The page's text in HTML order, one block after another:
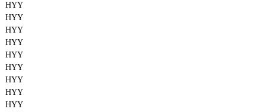
HYY
HYY
HYY
HYY
HYY
HYY
HYY
HYY
HYY